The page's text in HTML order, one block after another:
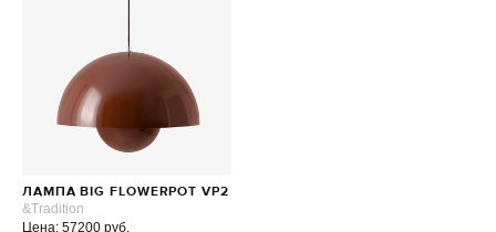
ЛАМПА BIG FLOWERPOT VP2
&Tradition
Цена: 57200 руб.